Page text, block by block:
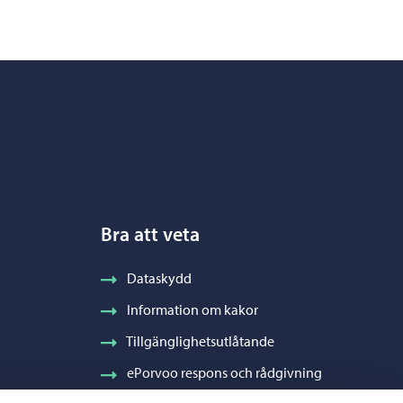
Bra att veta
Dataskydd
Information om kakor
Tillgänglighetsutlåtande
ePorvoo respons och rådgivning